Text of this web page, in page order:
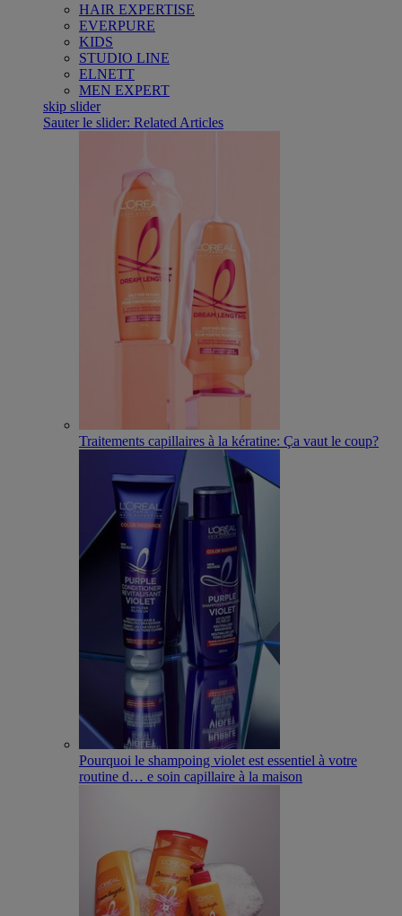
HAIR EXPERTISE
EVERPURE
KIDS
STUDIO LINE
ELNETT
MEN EXPERT
skip slider
Sauter le slider: Related Articles
Traitements capillaires à la kératine: Ça vaut le coup?
Pourquoi le shampoing violet est essentiel à votre
routine d… e soin capillaire à la maison